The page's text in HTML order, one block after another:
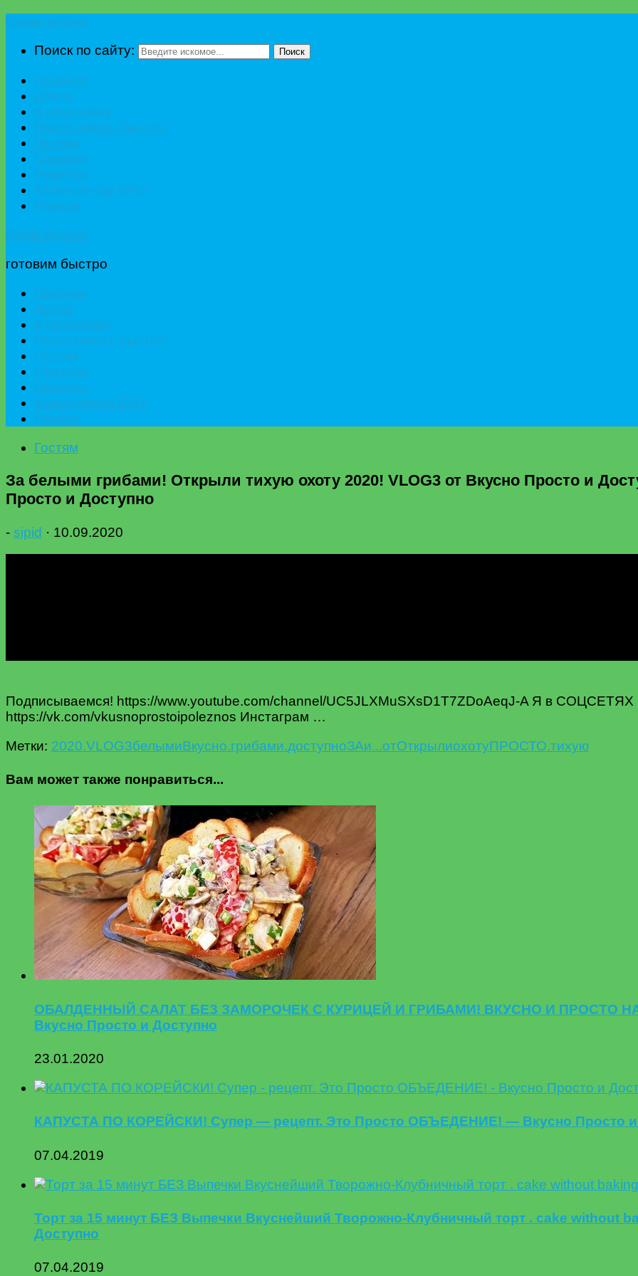
Поиск по сайту:
Поиск
готовим быстро
Гостям
За белыми грибами! Открыли тихую охоту 2020! VLOG3 от Вкусно Просто и
Просто и Доступно
- sipid · 10.09.2020
Подписываемся! https://www.youtube.com/channel/UC5JLXMuSXsD1T7ZDoAeqJ-A Я в СОЦСЕТЯХ
https://vk.com/vkusnoprostoipoleznos Инстаграм …
Метки: 2020.VLOG3белымиВкусно.грибами.доступноЗАи...отОткрылиохотуПРОСТО.тихую
Вам может также понравиться...
ОБАЛДЕННЫЙ САЛАТ БЕЗ ЗАМОРОЧЕК С КУРИЦЕЙ И ГРИБАМИ! ВКУСНО И ПРОСТО
Вкусно Просто и Доступно
23.01.2020
КАПУСТА ПО КОРЕЙСКИ! Супер — рецепт. Это Просто ОБЪЕДЕНИЕ! — Вкусно Просто и
07.04.2019
Торт за 15 минут БЕЗ Выпечки Вкуснейший Творожно-Клубничный торт . cake without
Доступно
07.04.2019